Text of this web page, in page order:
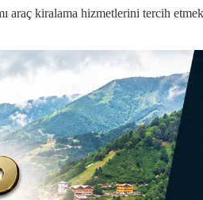
araç kiralama hizmetlerini tercih